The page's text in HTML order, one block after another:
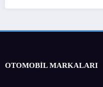
OTOMOBİL MARKALARI